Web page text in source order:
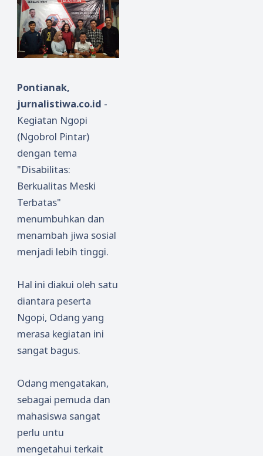
Pontianak,
jurnalistiwa.co.id -
Kegiatan Ngopi
(Ngobrol Pintar)
dengan tema
"Disabilitas:
Berkualitas Meski
Terbatas"
menumbuhkan dan
menambah jiwa sosial
menjadi lebih tinggi.
Hal ini diakui oleh satu
diantara peserta
Ngopi, Odang yang
merasa kegiatan ini
sangat bagus.
Odang mengatakan,
sebagai pemuda dan
mahasiswa sangat
perlu untu
mengetahui terkait